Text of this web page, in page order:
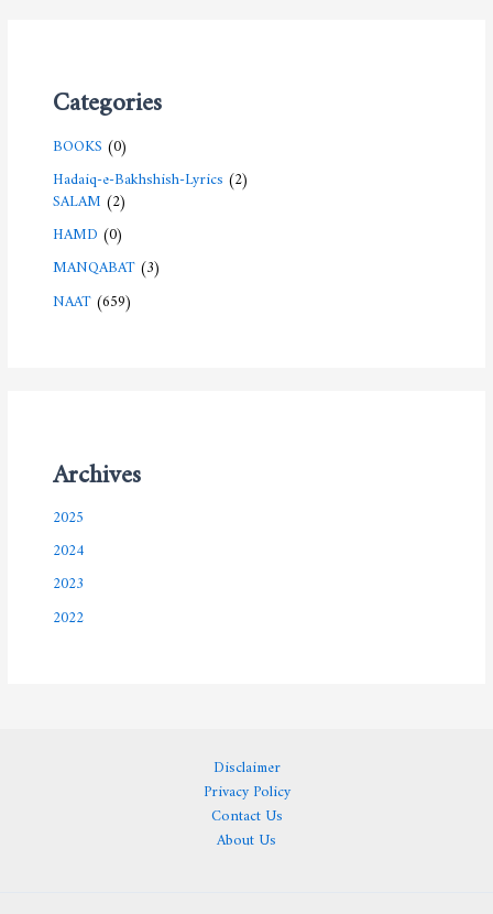
Categories
BOOKS(0)
Hadaiq-e-Bakhshish-Lyrics(2)
SALAM(2)
HAMD(0)
MANQABAT(3)
NAAT(659)
Archives
2025
2024
2023
2022
Disclaimer
Privacy Policy
Contact Us
About Us